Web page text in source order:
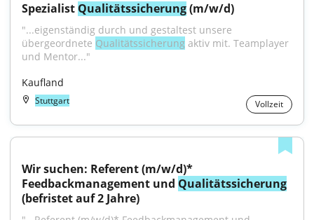
Spezialist Qualitätssicherung (m/w/d)
"...eigenständig durch und gestaltest unsere
übergeordnete Qualitätssicherung aktiv mit. Teamplayer
und Mentor..."
Kaufland
Stuttgart Vollzeit
Wir suchen: Referent (m/w/d)*
Feedbackmanagement und Qualitätssicherung
(befristet auf 2 Jahre)